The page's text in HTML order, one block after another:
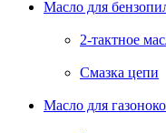
Масло для
2-тактное
Cмазка цепи
Масло для